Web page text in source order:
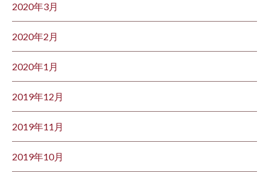
2020年3月
2020年2月
2020年1月
2019年12月
2019年11月
2019年10月